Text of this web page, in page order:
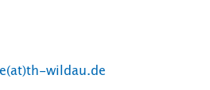
wildau.de